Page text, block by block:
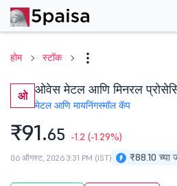
होम स्टॉक
ओ ओवेस मेटल आणि मिनरल
मेटल आणि मायनिंगस्मॉल कॅप
₹91.65 -1.2 (-1.29%)
₹88.10 च्या
06 ऑगस्ट, 2026 3:31 PM (IST)
परफॉर्मन्सफायनान्शियल्स